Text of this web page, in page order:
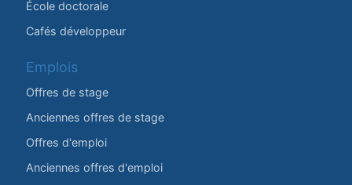
École doctorale
Cafés développeur
Emplois
Offres de stage
Anciennes offres de stage
Offres d'emploi
Anciennes offres d'emploi